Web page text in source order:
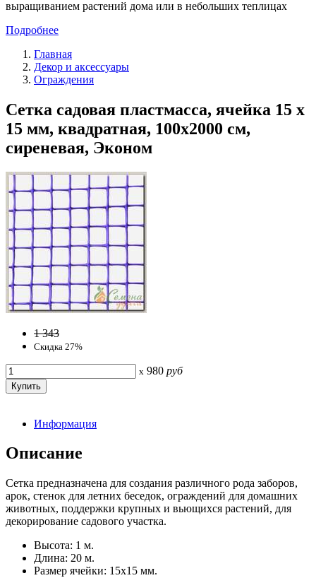
выращиванием растений дома или в небольших теплицах
Подробнее
Главная
Декор и аксессуары
Ограждения
Сетка садовая пластмасса, ячейка 15 х
15 мм, квадратная, 100х2000 см,
сиреневая, Эконом
1 343
Скидка 27%
x 980 руб
Информация
Описание
Сетка предназначена для создания различного рода заборов,
арок, стенок для летних беседок, ограждений для домашних
животных, поддержки крупных и вьющихся растений, для
декорирование садового участка.
Высота: 1 м.
Длина: 20 м.
Размер ячейки: 15х15 мм.